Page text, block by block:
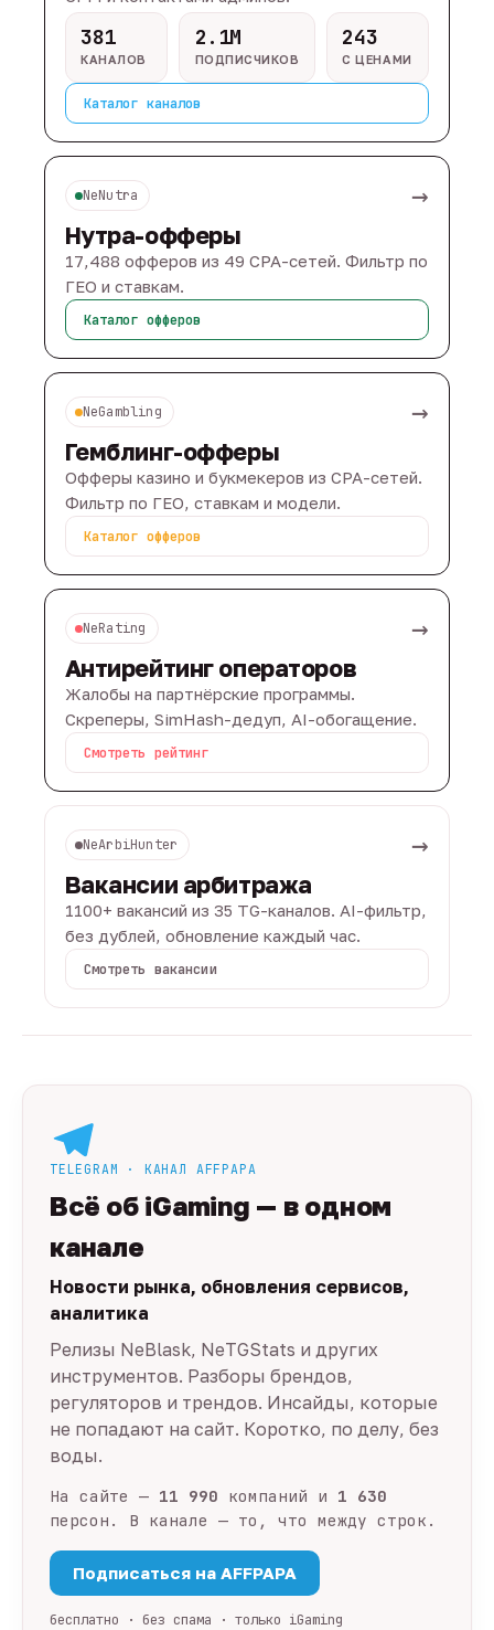
381
КАНАЛОВ
2.1M
ПОДПИСЧИКОВ
243
С ЦЕНАМИ
Каталог каналов
NeNutra →
Нутра-офферы
17,488 офферов из 49 CPA-сетей. Фильтр по
ГЕО и ставкам.
Каталог офферов
NeGambling →
Гемблинг-офферы
Офферы казино и букмекеров из CPA-сетей.
Фильтр по ГЕО, ставкам и модели.
Каталог офферов
NeRating →
Антирейтинг операторов
Жалобы на партнёрские программы.
Скреперы, SimHash-дедуп, AI-обогащение.
Смотреть рейтинг
NeArbiHunter →
Вакансии арбитража
1100+ вакансий из 35 TG-каналов. AI-фильтр,
без дублей, обновление каждый час.
Смотреть вакансии
TELEGRAM · КАНАЛ AFFPAPA
Всё об iGaming — в одном
канале
Новости рынка, обновления сервисов,
аналитика
Релизы NeBlask, NeTGStats и других
инструментов. Разборы брендов,
регуляторов и трендов. Инсайды, которые
не попадают на сайт. Коротко, по делу, без
воды.
На сайте — 11 990 компаний и 1 630
персон. В канале — то, что между строк.
Подписаться на AFFPAPA
бесплатно · без спама · только iGaming